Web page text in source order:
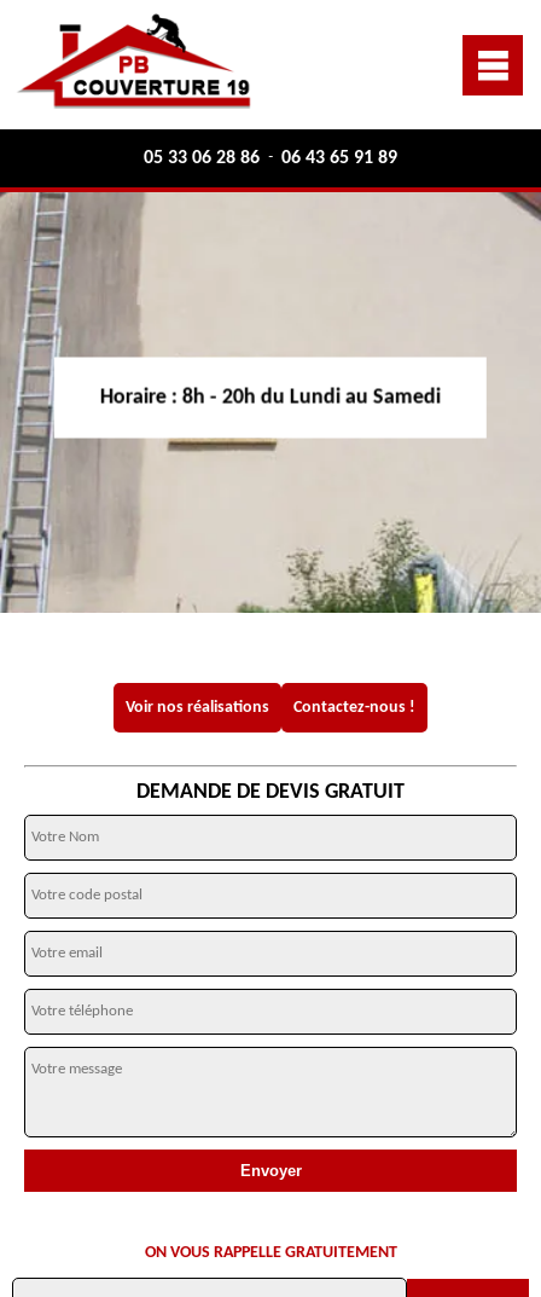
05 33 06 28 86 - 06 43 65 91 89
Horaire : 8h - 20h du Lundi au Samedi
Voir nos réalisations Contactez-nous !
DEMANDE DE DEVIS GRATUIT
ON VOUS RAPPELLE GRATUITEMENT